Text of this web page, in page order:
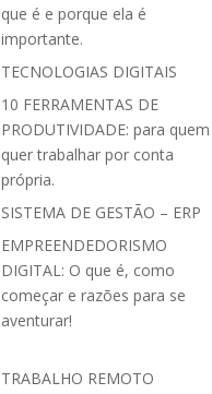
que é e porque ela é
importante.
TECNOLOGIAS DIGITAIS
10 FERRAMENTAS DE
PRODUTIVIDADE: para quem
quer trabalhar por conta
própria.
SISTEMA DE GESTÃO – ERP
EMPREENDEDORISMO
DIGITAL: O que é, como
começar e razões para se
aventurar!
TRABALHO REMOTO